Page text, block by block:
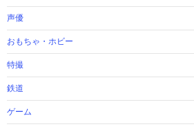
声優
おもちゃ・ホビー
特撮
鉄道
ゲーム